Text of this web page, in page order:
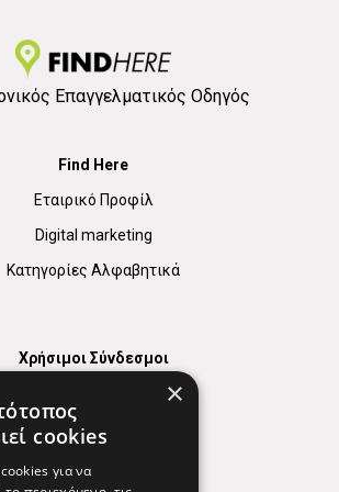
Επαγγελματικός Οδηγός
Find Here
Εταιρικό Προφίλ
Digital marketing
Κατηγορίες Αλφαβητικά
Χρήσιμοι Σύνδεσμοι
Χρήσιμα Τηλέφωνα
Εφημερεύοντα Φαρμακεία
×
cookies
για να